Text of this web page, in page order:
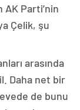
AK Parti’nin
Çelik, şu
arasında
Daha net bir
de bunu